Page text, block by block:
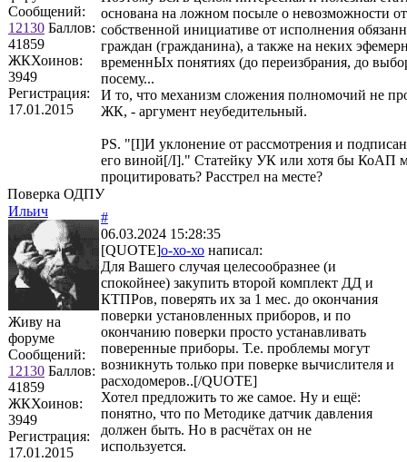
Сообщений:
12130 Баллов:
41859
ЖКХоинов:
3949
Регистрация:
17.01.2015
основана на ложном посыле о невозможности
собственной инициативе от исполнения
граждан (гражданина), а также на неких
временнЫх понятиях (до переизбрания, до
посему...
И то, что механизм сложения полномочий не
ЖК, - аргумент неубедительный.
PS. "[I]И уклонение от рассмотрения и
его виной[/I]." Статейку УК или хотя бы КоАП
процитировать? Расстрел на месте?
Поверка ОДПУ
Ильич
Живу на
форуме
Сообщений:
12130 Баллов:
41859
ЖКХоинов:
3949
Регистрация:
17.01.2015
#
06.03.2024 15:28:35
[QUOTE]о-хо-хо написал:
Для Вашего случая целесообразнее (и
спокойнее) закупить второй комплект ДД и
КТПРов, поверять их за 1 мес. до окончания
поверки установленных приборов, и по
окончанию поверки просто устанавливать
поверенные приборы. Т.е. проблемы могут
возникнуть только при поверке вычислителя и
расходомеров..[/QUOTE]
Хотел предложить то же самое. Ну и ещё:
понятно, что по Методике датчик давления
должен быть. Но в расчётах он не
используется.